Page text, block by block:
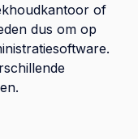
of
dus om op